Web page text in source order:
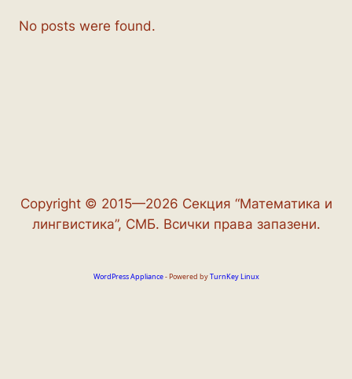
No posts were found.
Copyright © 2015—2026 Секция “Математика и
лингвистика”, СМБ. Всички права запазени.
WordPress Appliance- Powered byTurnKey Linux